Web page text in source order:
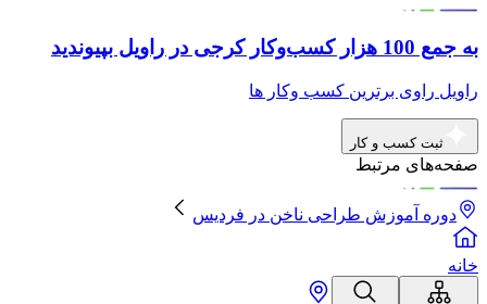
به جمع 100 هزار کسب‌وکار کرجی در راویل بپیوندید
راویل راوی برترین کسب وکار ها
ثبت کسب و کار
صفحه‌های مرتبط
دوره آموزش طراحی ناخن در فردیس
خانه